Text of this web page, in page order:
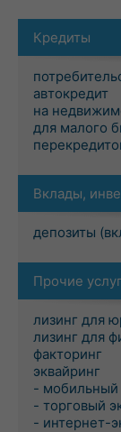
Кредиты
автокредит
на
для малого
Вклады,
депозиты
Прочие
лизинг для
лизинг для
факторинг
эквайринг
- мобильный
- торговый
- интернет-